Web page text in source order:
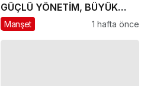
GÜÇLÜ YÖNETİM, BÜYÜK
HEDEFLER
Manşet 1 hafta önce